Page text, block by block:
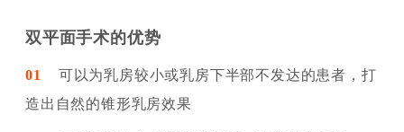
双平面手术的优势
01
可以为乳房较小或乳房下半部不发达的患者，打
造出自然的锥形乳房效果